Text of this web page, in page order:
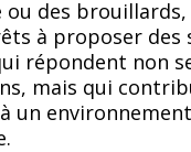
ou des brouillards,
à proposer des
répondent non
mais qui
un